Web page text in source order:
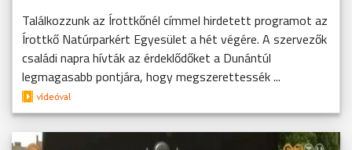
Találkozzunk az Írottkőnél címmel hirdetett programot az
Írottkő Natúrparkért Egyesület a hét végére. A szervezők
családi napra hívták az érdeklődőket a Dunántúl
legmagasabb pontjára, hogy megszerettessék ...